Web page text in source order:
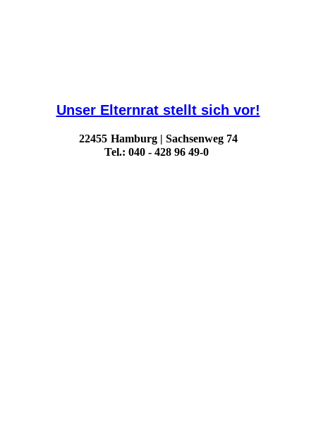
Unser Elternrat stellt sich vor!
22455 Hamburg | Sachsenweg 74
Tel.: 040 - 428 96 49-0